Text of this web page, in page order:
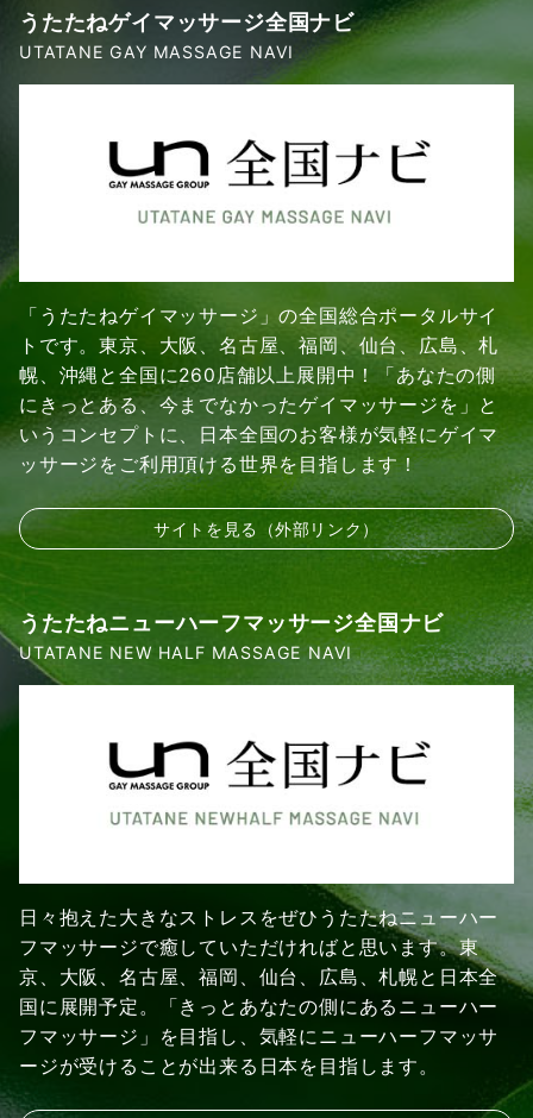
うたたねゲイマッサージ全国ナビ
UTATANE GAY MASSAGE NAVI
「うたたねゲイマッサージ」の全国総合ポータルサイ
トです。東京、大阪、名古屋、福岡、仙台、広島、札
幌、沖縄と全国に260店舗以上展開中！「あなたの側
にきっとある、今までなかったゲイマッサージを」と
いうコンセプトに、日本全国のお客様が気軽にゲイマ
ッサージをご利用頂ける世界を目指します！
サイトを見る（外部リンク）
うたたねニューハーフマッサージ全国ナビ
UTATANE NEW HALF MASSAGE NAVI
日々抱えた大きなストレスをぜひうたたねニューハー
フマッサージで癒していただければと思います。東
京、大阪、名古屋、福岡、仙台、広島、札幌と日本全
国に展開予定。「きっとあなたの側にあるニューハー
フマッサージ」を目指し、気軽にニューハーフマッサ
ージが受けることが出来る日本を目指します。